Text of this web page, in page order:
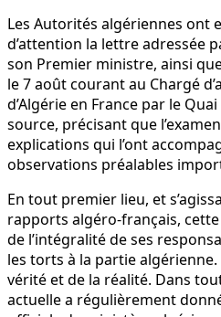
Les Autorités algériennes ont
d’attention la lettre adressée
son Premier ministre, ainsi
le 7 août courant au Chargé
d’Algérie en France par le
source, précisant que
explications qui l’ont
observations préalables
En tout premier lieu, et
rapports algéro-français,
de l’intégralité de ses
les torts à la partie algérienne.
vérité et de la réalité. Dans
actuelle a régulièrement